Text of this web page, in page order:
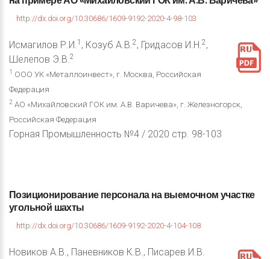
http://dx.doi.org/10.30686/1609-9192-2020-4-98-103
Исмагилов Р.И.1 , Козуб А.В.2, Гридасов И.Н.2,
Шелепов Э.В.2
1
ООО УК «Металлоинвест», г. Москва, Российская
Федерация
2 АО «Михайловский ГОК им. А.В. Варичева», г. Железногорск,
Российская Федерация
Горная Промышленность №4 / 2020 стр. 98-103
Позиционированиеперсоналанавыемочномучастке
угольной шахты
http://dx.doi.org/10.30686/1609-9192-2020-4-104-108
Новиков А.В., Паневников К.В., Писарев И.В.